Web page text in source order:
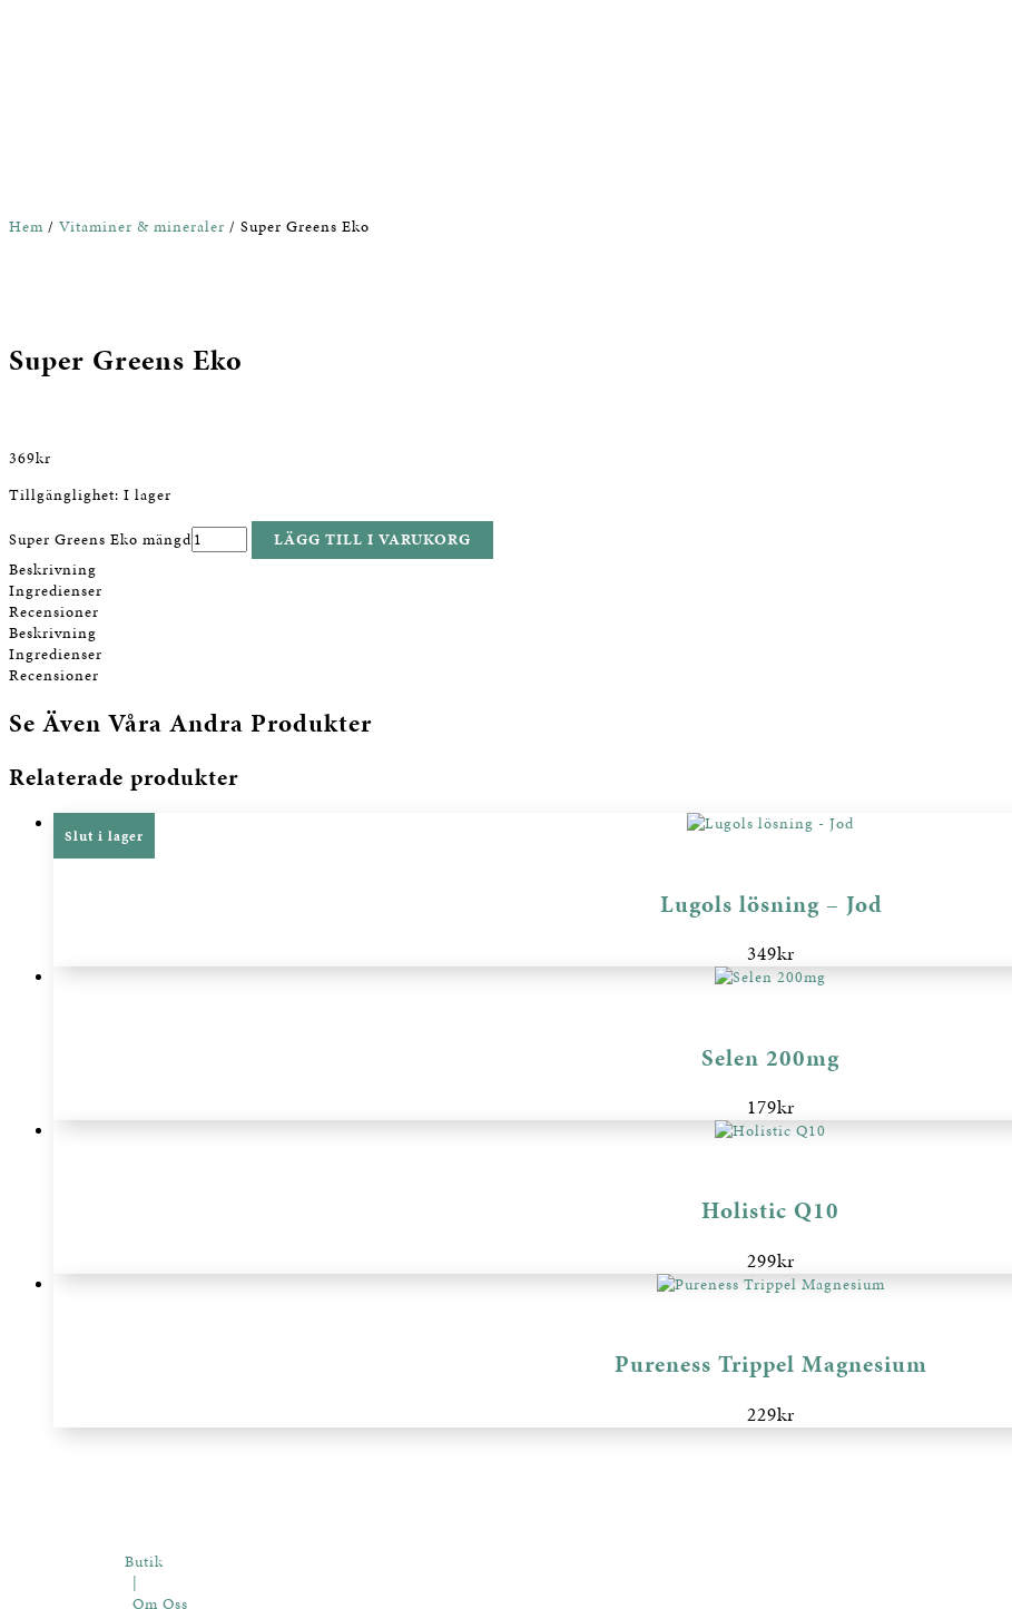
Hem / Vitaminer & mineraler / Super Greens Eko
Super Greens Eko
369kr
Tillgänglighet: I lager
Super Greens Eko mängd
LÄGG TILL I VARUKORG
Beskrivning
Ingredienser
Recensioner
Beskrivning
Ingredienser
Recensioner
Se Även Våra Andra Produkter
Relaterade produkter
Slut i lager
Lugols lösning – Jod
349kr
Selen 200mg
179kr
Holistic Q10
299kr
Pureness Trippel Magnesium
229kr
Butik
|
Om Oss